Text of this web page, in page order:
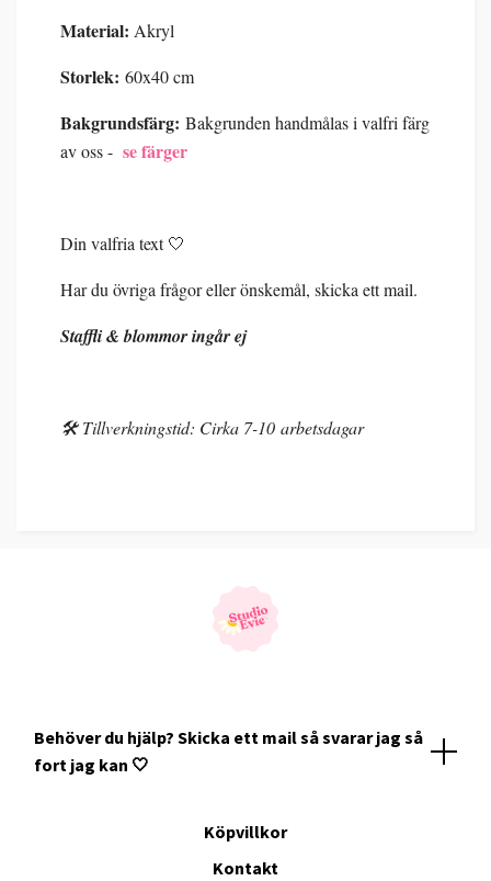
Material: Akryl
Storlek: 60x40 cm
Bakgrundsfärg: Bakgrunden handmålas i valfri färg
av oss - se färger
Din valfria text 🤍
Har du övriga frågor eller önskemål, skicka ett mail.
Staffli & blommor ingår ej
🛠️ Tillverkningstid: Cirka 7-10 arbetsdagar
Behöver du hjälp? Skicka ett mail så svarar jag så
fort jag kan 🤍
Köpvillkor
Kontakt